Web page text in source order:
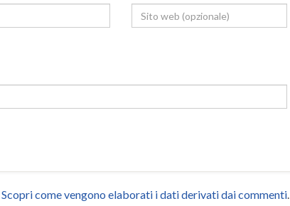
Scopri come vengono elaborati i dati derivati dai commenti.